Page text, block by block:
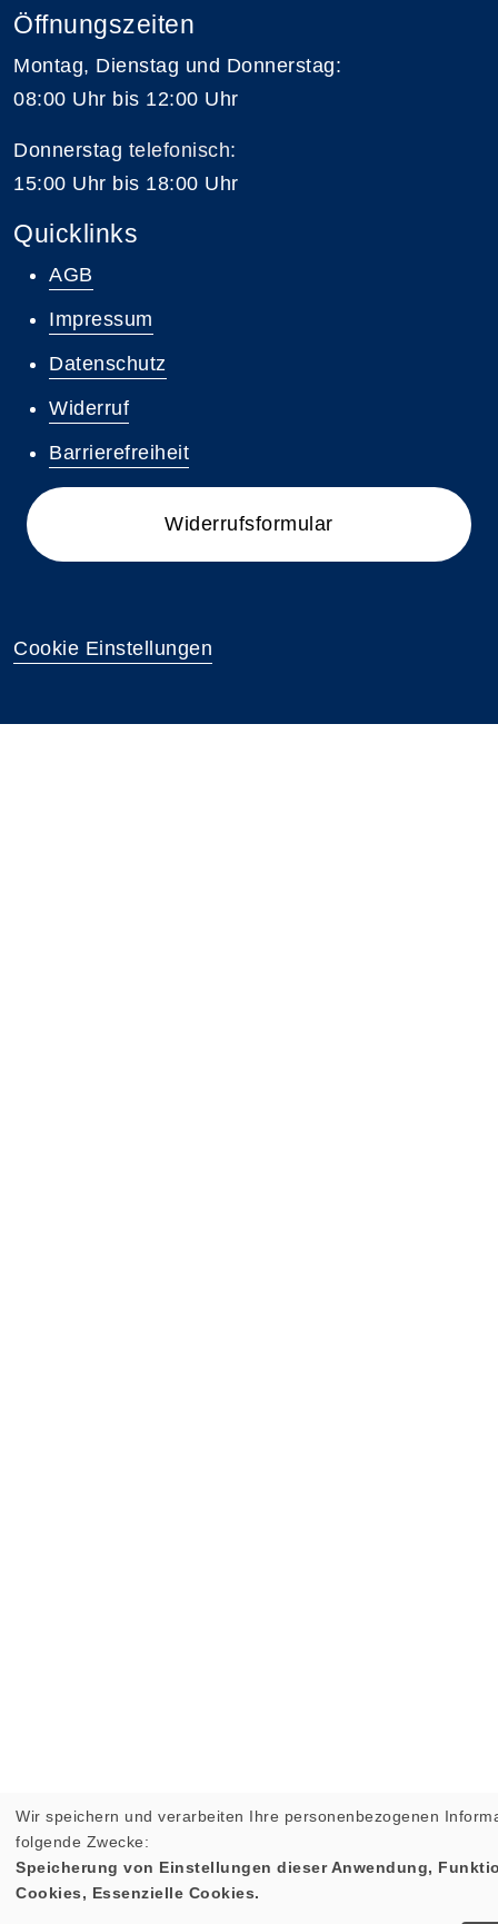
Öffnungszeiten
Montag, Dienstag und Donnerstag:
08:00 Uhr bis 12:00 Uhr
Donnerstag telefonisch:
15:00 Uhr bis 18:00 Uhr
Quicklinks
AGB
Impressum
Datenschutz
Widerruf
Barrierefreiheit
Widerrufsformular
Cookie Einstellungen
Wir speichern und verarbeiten Ihre personenbezogenen
folgende Zwecke:
Speicherung von Einstellungen dieser Anwendung,
Cookies, Essenzielle Cookies.